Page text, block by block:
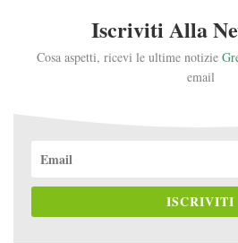
Iscriviti Alla
Cosa aspetti, ricevi le ultime notizie
email
ISCRIVITI